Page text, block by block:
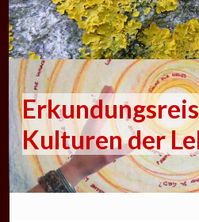
Kulturen der